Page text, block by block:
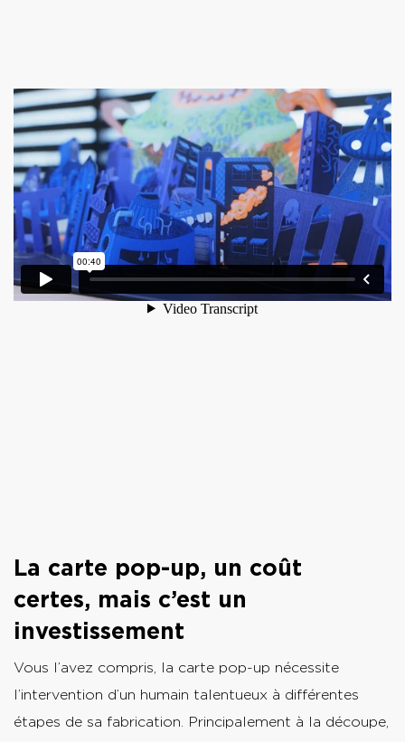
La carte pop-up, un coût
certes, mais c’est un
investissement
Vous l’avez compris, la carte pop-up nécessite
l’intervention d’un humain talentueux à différentes
étapes de sa fabrication. Principalement à la découpe,